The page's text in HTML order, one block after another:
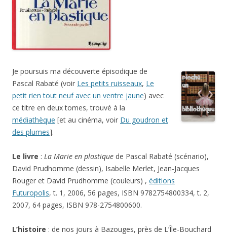
Je poursuis ma découverte épisodique de
Pascal Rabaté (voir Les petits ruisseaux, Le
petit rien tout neuf avec un ventre jaune) avec
ce titre en deux tomes, trouvé à la
médiathèque [et au cinéma, voir Du goudron et
des plumes].
Le livre : La Marie en plastique de Pascal Rabaté (scénario),
David Prudhomme (dessin), Isabelle Merlet, Jean-Jacques
Rouger et David Prudhomme (couleurs) , éditions
Futuropolis, t. 1, 2006, 56 pages, ISBN 9782754800334, t. 2,
2007, 64 pages, ISBN 978-2754800600.
L’histoire : de nos jours à Bazouges, près de L’Île-Bouchard